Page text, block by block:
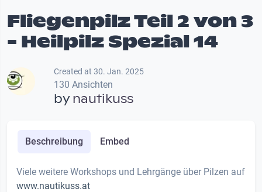
Fliegenpilz Teil 2 von 3
- Heilpilz Spezial 14
Created at 30. Jan. 2025
130 Ansichten
bynautikuss
Beschreibung Embed
Viele weitere Workshops und Lehrgänge über Pilzen auf
www.nautikuss.at